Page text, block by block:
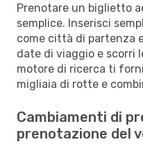
Prenotare un biglietto
semplice. Inserisci
come città di partenza
date di viaggio e scorri
motore di ricerca ti
migliaia di rotte e
Cambiamenti di
prenotazione del